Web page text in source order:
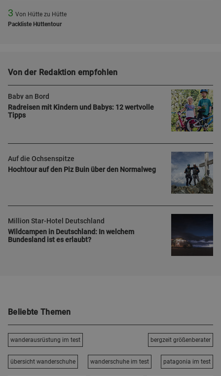
3 Von Hütte zu Hütte
Packliste Hüttentour
Von der Redaktion empfohlen
Baby an Bord
Radreisen mit Kindern und Babys: 12 wertvolle
Tipps
Auf die Ochsenspitze
Hochtour auf den Piz Buin über den Normalweg
Million Star-Hotel Deutschland
Wildcampen in Deutschland: In welchem
Bundesland ist es erlaubt?
Beliebte Themen
wanderausrüstung im test bergzeit größenberater
übersicht wanderschuhe wanderschuhe im test patagonia im test